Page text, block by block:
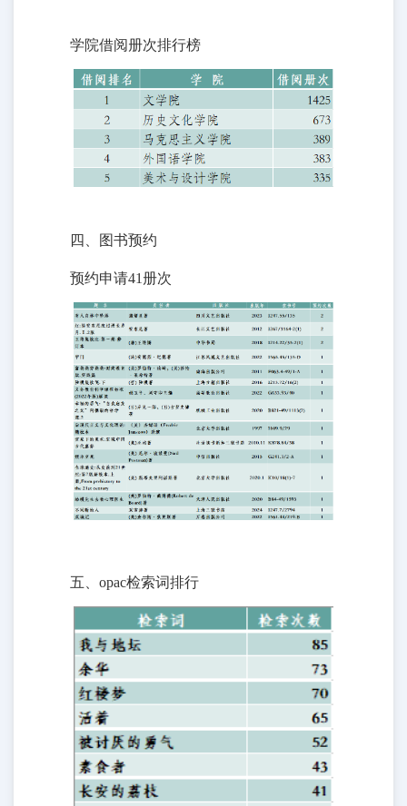
学院借阅册次排行榜
四、图书预约
预约申请41册次
五、opac检索词排行